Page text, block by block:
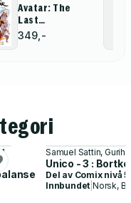
Avatar: The
Last
Airbender--The
Search
349,-
Samuel Sattin,
Unico - 3 :
Del av Comix nivå 5
Innbundet Norsk,